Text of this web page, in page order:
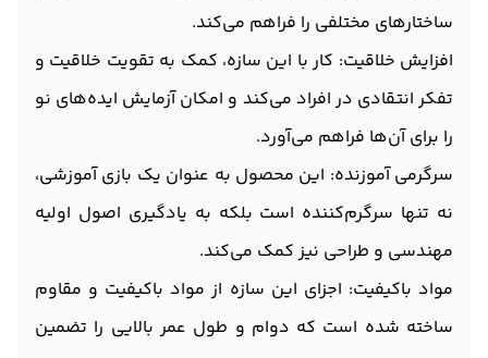
ساختارهای مختلفی را فراهم می‌کند.
افزایش خلاقیت: کار با این سازه، کمک به تقویت خلاقیت و
تفکر انتقادی در افراد می‌کند و امکان آزمایش ایده‌های نو
را برای آن‌ها فراهم می‌آورد.
سرگرمی آموزنده: این محصول به عنوان یک بازی آموزشی،
نه تنها سرگرم‌کننده است بلکه به یادگیری اصول اولیه
مهندسی و طراحی نیز کمک می‌کند.
مواد باکیفیت: اجزای این سازه از مواد باکیفیت و مقاوم
ساخته شده است که دوام و طول عمر بالایی را تضمین